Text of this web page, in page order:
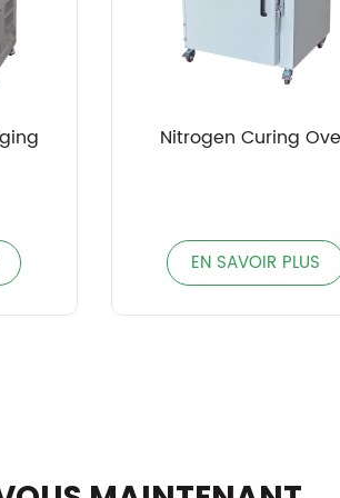
Nitrogen Curing
EN SAVOIR PLUS